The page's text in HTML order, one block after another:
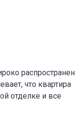
распространен
что квартира
отделке и все